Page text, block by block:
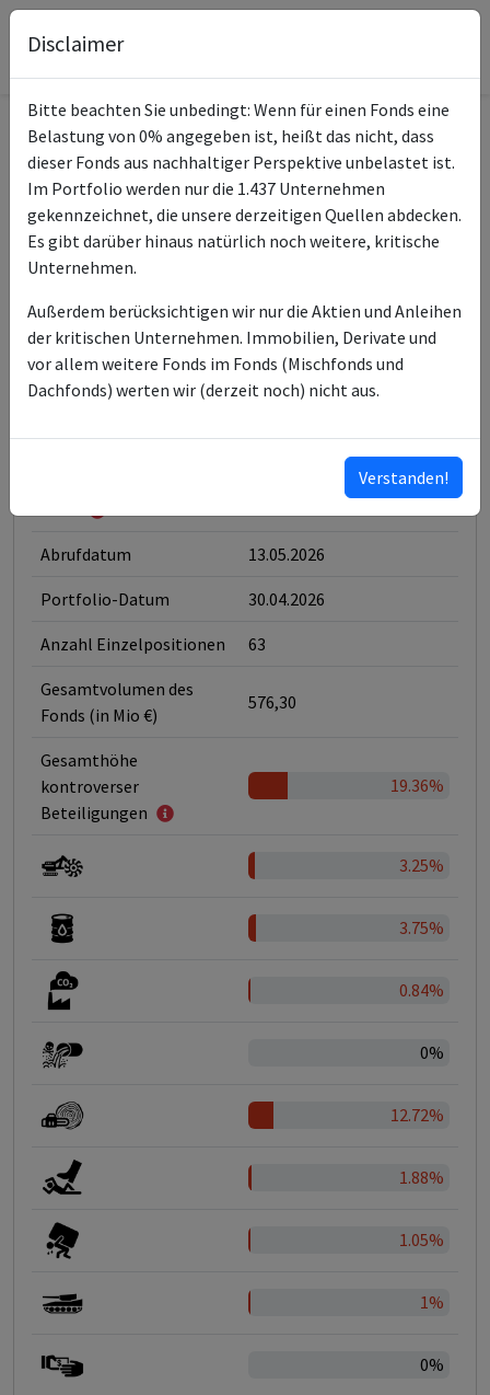
Informationen zum Fonds
Name
Amundi Core MSCI China A
Swap UCITS ETF Dist
ISIN des Fonds
Typ des Fonds ETF
Fondsmanagement Amundi Luxembourg SA
Management SAS
Abrufdatum 13.05.2026
Portfolio-Datum 30.04.2026
Anzahl Einzelpositionen 63
Gesamtvolumen des
Fonds (in Mio €)
576,30
Gesamthöhe
kontroverser
Beteiligungen
19.36%
3.25%
3.75%
0.84%
0%
12.72%
1.88%
1.05%
1%
0%
Disclaimer
Bitte beachten Sie unbedingt: Wenn für einen Fonds eine
Belastung von 0% angegeben ist, heißt das nicht, dass
dieser Fonds aus nachhaltiger Perspektive unbelastet ist.
Im Portfolio werden nur die 1.437 Unternehmen
gekennzeichnet, die unsere derzeitigen Quellen abdecken.
Es gibt darüber hinaus natürlich noch weitere, kritische
Unternehmen.
Außerdem berücksichtigen wir nur die Aktien und Anleihen
der kritischen Unternehmen. Immobilien, Derivate und
vor allem weitere Fonds im Fonds (Mischfonds und
Dachfonds) werten wir (derzeit noch) nicht aus.
Verstanden!